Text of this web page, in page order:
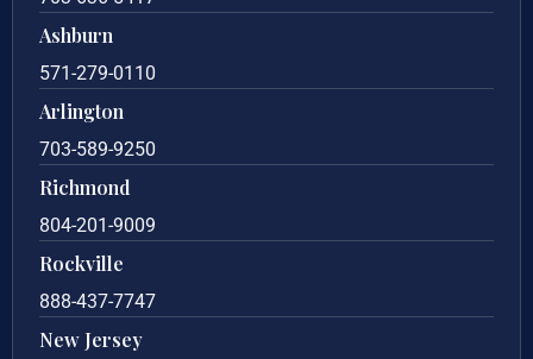
Ashburn
571-279-0110
Arlington
703-589-9250
Richmond
804-201-9009
Rockville
888-437-7747
New Jersey